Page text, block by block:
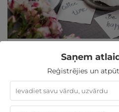
KOMPĀNIJAI
Bauska,Atpūtas
300€
Saņem
Reģistrējies un